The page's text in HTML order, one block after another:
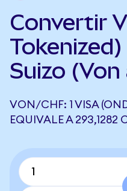
Convertir
Suizo (Von
VON/CHF: 1 VISA
EQUIVALE A 293,1282